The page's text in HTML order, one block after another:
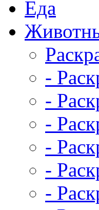
Еда
-
-
-
-
-
-